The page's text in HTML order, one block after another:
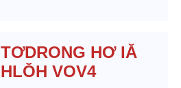
TƠDRONG HƠ IĂ
HLŎH VOV4